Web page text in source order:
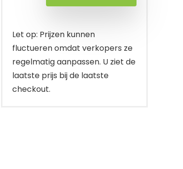
Let op: Prijzen kunnen
fluctueren omdat verkopers ze
regelmatig aanpassen. U ziet de
laatste prijs bij de laatste
checkout.